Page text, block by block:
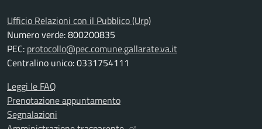
Ufficio Relazioni con il Pubblico (Urp)
Numero verde: 800200835
PEC: protocollo@pec.comune.gallarate.va.it
Centralino unico: 0331754111
Leggi le FAQ
Prenotazione appuntamento
Segnalazioni